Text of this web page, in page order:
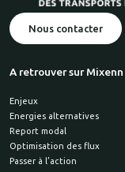
Nous contacter
A retrouver sur Mixenn
Enjeux
Energies alternatives
Report modal
Optimisation des flux
Passer à l’action